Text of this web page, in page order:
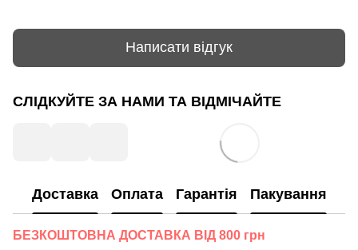
Написати відгук
СЛІДКУЙТЕ ЗА НАМИ ТА ВІДМІЧАЙТЕ
Доставка Оплата Гарантія Пакування
БЕЗКОШТОВНА ДОСТАВКА ВІД 800 грн